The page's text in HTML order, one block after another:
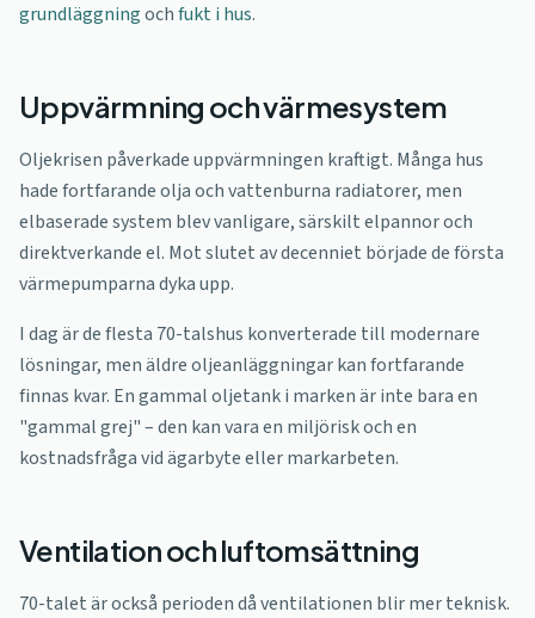
grundläggningochfukt i hus.
Uppvärmning och värmesystem
Oljekrisen påverkade uppvärmningen kraftigt. Många hus
hade fortfarande olja och vattenburna radiatorer, men
elbaserade system blev vanligare, särskilt elpannor och
direktverkande el. Mot slutet av decenniet började de första
värmepumparna dyka upp.
I dag är de flesta 70-talshus konverterade till modernare
lösningar, men äldre oljeanläggningar kan fortfarande
finnas kvar. En gammal oljetank i marken är inte bara en
"gammal grej" – den kan vara en miljörisk och en
kostnadsfråga vid ägarbyte eller markarbeten.
Ventilation och luftomsättning
70-talet är också perioden då ventilationen blir mer teknisk.